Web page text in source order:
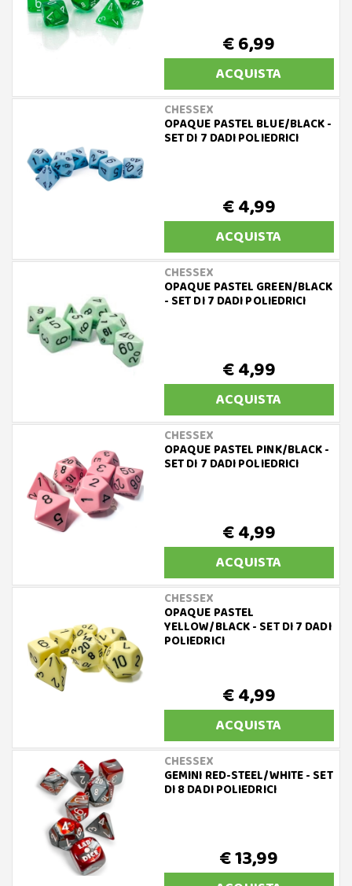
€ 6,99
ACQUISTA
CHESSEX
OPAQUE PASTEL BLUE/BLACK -
SET DI 7 DADI POLIEDRICI
€ 4,99
ACQUISTA
CHESSEX
OPAQUE PASTEL GREEN/BLACK
- SET DI 7 DADI POLIEDRICI
€ 4,99
ACQUISTA
CHESSEX
OPAQUE PASTEL PINK/BLACK -
SET DI 7 DADI POLIEDRICI
€ 4,99
ACQUISTA
CHESSEX
OPAQUE PASTEL
YELLOW/BLACK - SET DI 7 DADI
POLIEDRICI
€ 4,99
ACQUISTA
CHESSEX
GEMINI RED-STEEL/WHITE - SET
DI 8 DADI POLIEDRICI
€ 13,99